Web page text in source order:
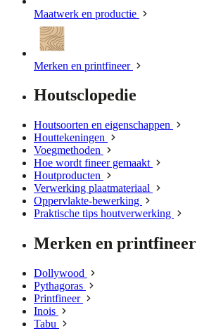
Maatwerk en productie
Merken en printfineer
Houtsclopedie
Houtsoorten en eigenschappen
Houttekeningen
Voegmethoden
Hoe wordt fineer gemaakt
Houtproducten
Verwerking plaatmateriaal
Oppervlakte-bewerking
Praktische tips houtverwerking
Merken en printfineer
Dollywood
Pythagoras
Printfineer
Inois
Tabu